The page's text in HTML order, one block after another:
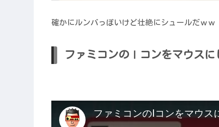
確かにルンバっぽいけど壮絶にシュールだｗｗ
ファミコンのⅠコンをマウスに